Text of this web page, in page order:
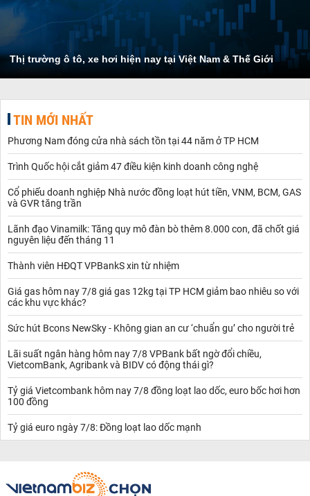
Thị trường ô tô, xe hơi hiện nay tại Việt Nam & Thế Giới
TIN MỚI NHẤT
Phương Nam đóng cửa nhà sách tồn tại 44 năm ở TP HCM
Trình Quốc hội cắt giảm 47 điều kiện kinh doanh công nghệ
Cổ phiếu doanh nghiệp Nhà nước đồng loạt hút tiền, VNM, BCM, GAS
và GVR tăng trần
Lãnh đạo Vinamilk: Tăng quy mô đàn bò thêm 8.000 con, đã chốt giá
nguyên liệu đến tháng 11
Thành viên HĐQT VPBankS xin từ nhiệm
Giá gas hôm nay 7/8 giá gas 12kg tại TP HCM giảm bao nhiêu so với
các khu vực khác?
Sức hút Bcons NewSky - Không gian an cư ‘chuẩn gu’ cho người trẻ
Lãi suất ngân hàng hôm nay 7/8 VPBank bất ngờ đổi chiều,
VietcomBank, Agribank và BIDV có động thái gì?
Tỷ giá Vietcombank hôm nay 7/8 đồng loạt lao dốc, euro bốc hơi hơn
100 đồng
Tỷ giá euro ngày 7/8: Đồng loạt lao dốc mạnh